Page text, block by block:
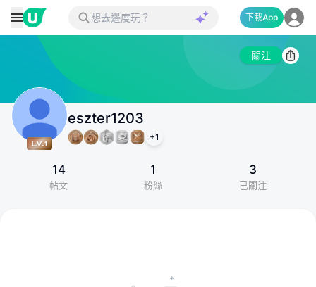
下載App
關注
eszter1203
+1
14
帖文
1
粉絲
3
已關注